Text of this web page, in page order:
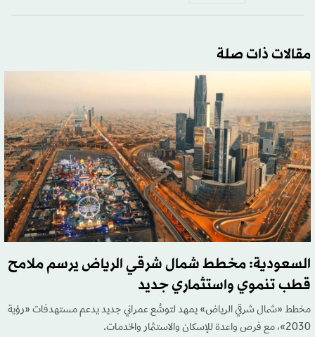
مقالات ذات صلة
السعودية: مخطط شمال شرقي الرياض يرسم ملامح
قطب تنموي واستثماري جديد
مخطط «شمال شرقي الرياض» يمهد لتوسُّع عمراني جديد يدعم مستهدفات «رؤية
2030»، مع فرص واعدة للإسكان والاستثمار والخدمات.